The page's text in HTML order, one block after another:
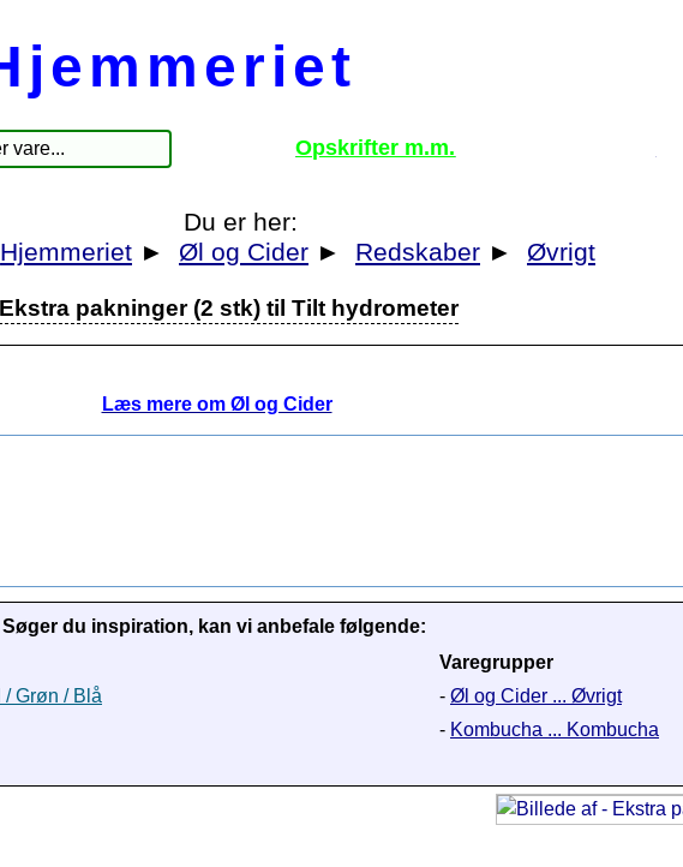
Opskrifter m.m.
Du er her:
Hjemmeriet ► Øl og Cider ► Redskaber ► Øvrigt
Ekstra pakninger (2 stk) til Tilt hydrometer
Læs mere om Øl og Cider
Søger du inspiration, kan vi anbefale følgende:
Varegrupper
Grøn / Blå - Øl og Cider ... Øvrigt
- Kombucha ... Kombucha